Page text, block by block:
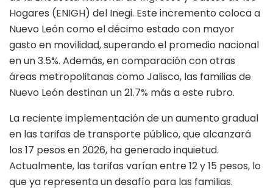
Hogares (ENIGH) del Inegi. Este incremento coloca a
Nuevo León como el décimo estado con mayor
gasto en movilidad, superando el promedio nacional
en un 3.5%. Además, en comparación con otras
áreas metropolitanas como Jalisco, las familias de
Nuevo León destinan un 21.7% más a este rubro.
La reciente implementación de un aumento gradual
en las tarifas de transporte público, que alcanzará
los 17 pesos en 2026, ha generado inquietud.
Actualmente, las tarifas varían entre 12 y 15 pesos, lo
que ya representa un desafío para las familias.